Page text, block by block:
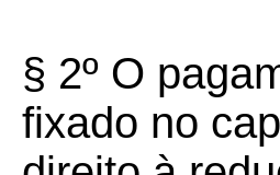
§ 2º O
fixado no